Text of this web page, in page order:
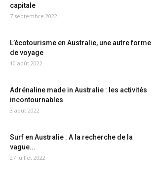
capitale
7 septembre 2022
L’écotourisme en Australie, une autre forme
de voyage
10 août 2022
Adrénaline made in Australie : les activités
incontournables
3 août 2022
Surf en Australie : A la recherche de la
vague...
27 juillet 2022